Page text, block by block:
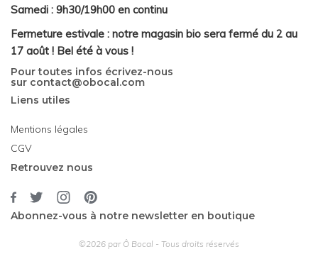
Samedi : 9h30/19h00 en continu
Fermeture estivale : notre magasin bio sera fermé du 2 au
17 août ! Bel été à vous !
Pour toutes infos écrivez-nous
sur contact@obocal.com
Liens utiles
Mentions légales
CGV
Retrouvez nous
Abonnez-vous à notre newsletter en boutique
©2026 par Ô Bocal - Tous droits réservés